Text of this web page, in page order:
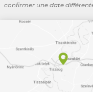
confirmer une date